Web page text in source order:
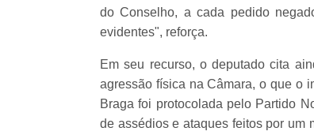
do Conselho, a cada pedido
evidentes", reforça.
Em seu recurso, o deputado cita
agressão física na Câmara, o que o
Braga foi protocolada pelo Partido
de assédios e ataques feitos por um